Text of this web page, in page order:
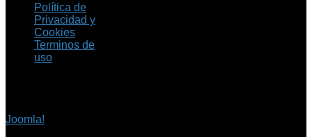
Política de
Privacidad y
Cookies
Terminos de
uso
Joomla!